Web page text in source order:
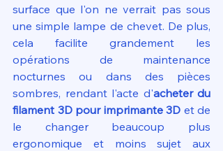
surface que l'on ne verrait pas sous
une simple lampe de chevet. De plus,
cela facilite grandement les
opérations de maintenance
nocturnes ou dans des pièces
sombres, rendant l'acte d'acheter du
filament 3D pour imprimante 3D et de
le changer beaucoup plus
ergonomique et moins sujet aux